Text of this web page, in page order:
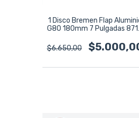
1 Disco Bremen Flap
G80 180mm 7 Pulgadas
$6.650,00